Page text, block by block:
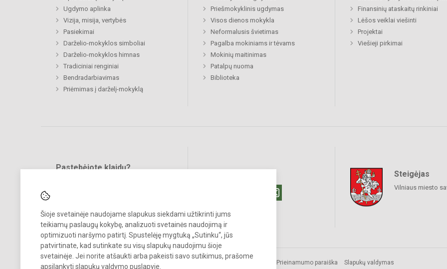
Šioje svetainėje naudojame slapukus siekdami užtikrinti jums
teikiamų paslaugų kokybę, analizuoti svetainės naudojimą ir
optimizuoti naršymo patirtį. Spustelėję mygtuką „Sutinku“, jūs
patvirtinate, kad sutinkate su visų slapukų naudojimu šioje
svetainėje. Jei norite atšaukti arba pakeisti savo sutikimus, prašome
apsilankyti slapukų valdymo puslapyje
Ugdymo aplinka
Vizija, misija, vertybės
Pasiekimai
Darželio-mokyklos simboliai
Darželio-mokyklos himnas
Tradiciniai renginiai
Bendradarbiavimas
Priėmimas į darželį-mokyklą
Priešmokyklinis ugdymas
Visos dienos mokykla
Neformalusis švietimas
Pagalba mokiniams ir tėvams
Mokinių maitinimas
Patalpų nuoma
Biblioteka
Finansinių ataskaitų rinkiniai
Lėšos veiklai viešinti
Projektai
Viešieji pirkimai
Pastebėjote klaidų?
Steigėjas
Vilniaus miesto
© 2024. Vilniaus Volungės darželis-mokykla. Visos teisės saugomos.
Prieinamumo paraiška Slapukų valdymas